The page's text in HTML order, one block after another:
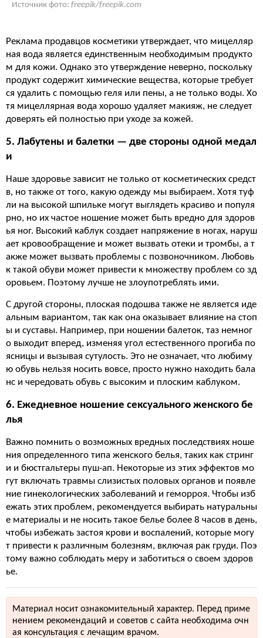
Источник фото: freepik/freepik.com
Реклама продавцов косметики утверждает, что мицелляр
ная вода является единственным необходимым продукто
м для кожи. Однако это утверждение неверно, поскольку
продукт содержит химические вещества, которые требует
ся удалить с помощью геля или пены, а не только воды. Хо
тя мицеллярная вода хорошо удаляет макияж, не следует
доверять ей полностью при уходе за кожей.
5. Лабутены и балетки — две стороны одной медал
и
Наше здоровье зависит не только от косметических средст
в, но также от того, какую одежду мы выбираем. Хотя туф
ли на высокой шпильке могут выглядеть красиво и популя
рно, но их частое ношение может быть вредно для здоров
ья ног. Высокий каблук создает напряжение в ногах, наруш
ает кровообращение и может вызвать отеки и тромбы, а т
акже может вызвать проблемы с позвоночником. Любовь
к такой обуви может привести к множеству проблем со зд
оровьем. Поэтому лучше не злоупотреблять ими.
С другой стороны, плоская подошва также не является иде
альным вариантом, так как она оказывает влияние на стоп
ы и суставы. Например, при ношении балеток, таз немног
о выходит вперед, изменяя угол естественного прогиба по
ясницы и вызывая сутулость. Это не означает, что любиму
ю обувь нельзя носить вовсе, просто нужно находить бала
нс и чередовать обувь с высоким и плоским каблуком.
6. Ежедневное ношение сексуального женского бе
лья
Важно помнить о возможных вредных последствиях ноше
ния определенного типа женского белья, таких как стринг
и и бюстгальтеры пуш-ап. Некоторые из этих эффектов мо
гут включать травмы слизистых половых органов и появле
ние гинекологических заболеваний и геморроя. Чтобы изб
ежать этих проблем, рекомендуется выбирать натуральны
е материалы и не носить такое белье более 8 часов в день,
чтобы избежать застоя крови и воспалений, которые могу
т привести к различным болезням, включая рак груди. Поэ
тому важно соблюдать меру и заботиться о своем здоров
ье.
Материал носит ознакомительный характер. Перед приме
нением рекомендаций и советов с сайта необходима очн
ая консультация с лечащим врачом.